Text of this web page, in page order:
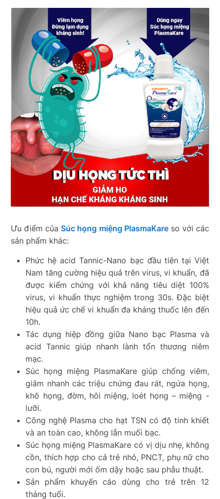
Ưu điểm củaSúc họng miệng PlasmaKareso với các
sản phẩm khác:
Phức hệ acid Tannic-Nano bạc đầu tiên tại Việt
Nam tăng cường hiệu quả trên virus, vi khuẩn, đã
được kiểm chứng với khả năng tiêu diệt 100%
virus, vi khuẩn thực nghiệm trong 30s. Đặc biệt
hiệu quả ức chế vi khuẩn đa kháng thuốc lên đến
10h.
Tác dụng hiệp đồng giữa Nano bạc Plasma và
acid Tannic giúp nhanh lành tổn thương niêm
mạc.
Súc họng miệng PlasmaKare giúp chống viêm,
giảm nhanh các triệu chứng đau rát, ngứa họng,
khô họng, đờm, hôi miệng, loét họng – miệng -
lưỡi.
Công nghệ Plasma cho hạt TSN có độ tinh khiết
và an toàn cao, không lẫn muối bạc.
Súc họng miệng PlasmaKare có vị dịu nhẹ, không
cồn, thích hợp cho cả trẻ nhỏ, PNCT, phụ nữ cho
con bú, người mới ốm dậy hoặc sau phẫu thuật.
Sản phẩm khuyến cáo dùng cho trẻ trên 12
tháng tuổi.